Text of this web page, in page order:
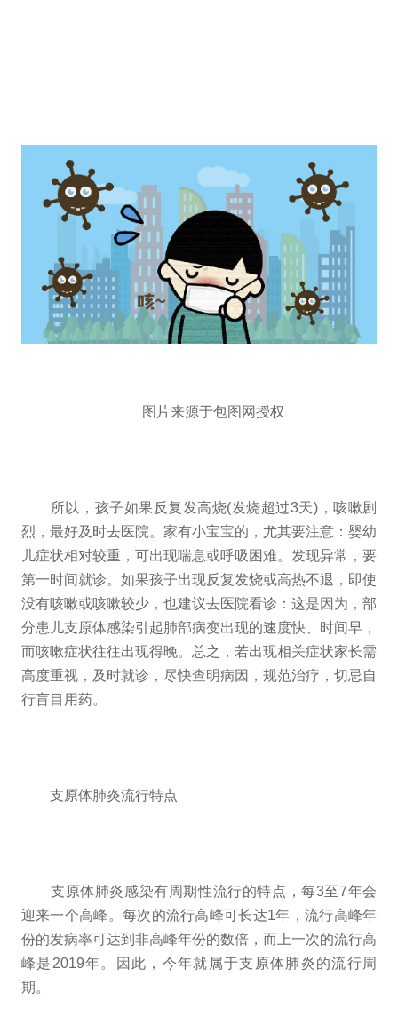
图片来源于包图网授权
所以，孩子如果反复发高烧(发烧超过3天)，咳嗽剧
烈，最好及时去医院。家有小宝宝的，尤其要注意：婴幼
儿症状相对较重，可出现喘息或呼吸困难。发现异常，要
第一时间就诊。如果孩子出现反复发烧或高热不退，即使
没有咳嗽或咳嗽较少，也建议去医院看诊：这是因为，部
分患儿支原体感染引起肺部病变出现的速度快、时间早，
而咳嗽症状往往出现得晚。总之，若出现相关症状家长需
高度重视，及时就诊，尽快查明病因，规范治疗，切忌自
行盲目用药。
支原体肺炎流行特点
支原体肺炎感染有周期性流行的特点，每3至7年会
迎来一个高峰。每次的流行高峰可长达1年，流行高峰年
份的发病率可达到非高峰年份的数倍，而上一次的流行高
峰是2019年。因此，今年就属于支原体肺炎的流行周
期。